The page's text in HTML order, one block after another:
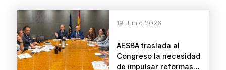
AESBA traslada al
Congreso la necesidad
de impulsar reformas
19 Junio 2026